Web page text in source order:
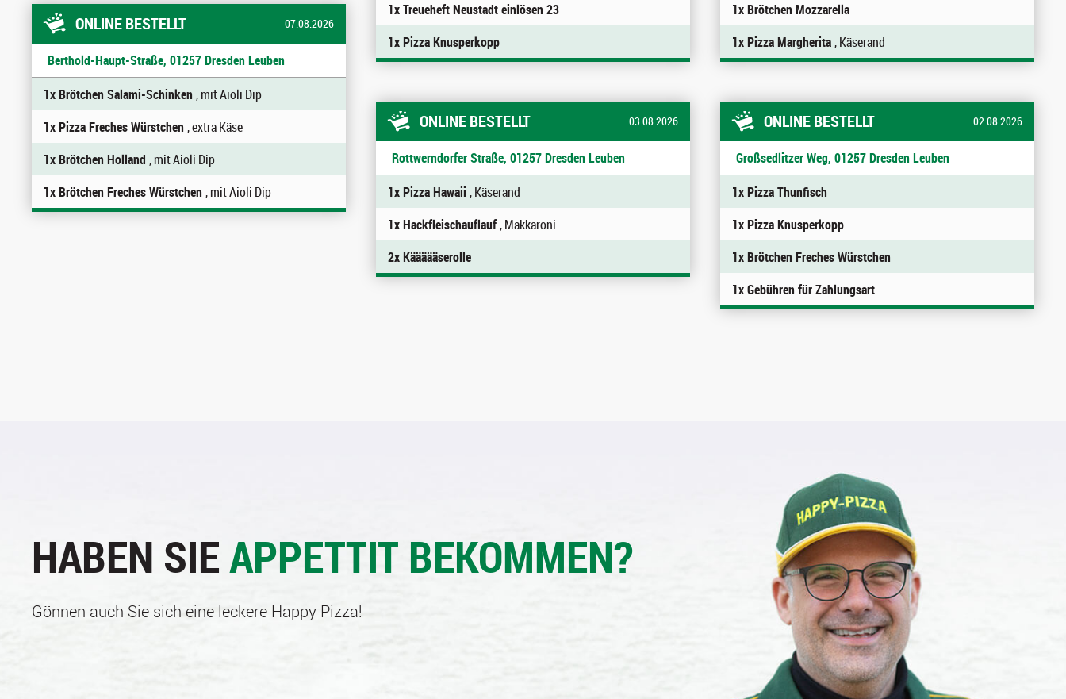
ONLINE BESTELLT 07.08.2026
Berthold-Haupt-Straße, 01257 Dresden Leuben
1x Brötchen Salami-Schinken, mit Aioli Dip
1x Pizza Freches Würstchen, extra Käse
1x Brötchen Holland , mit Aioli Dip
1x Brötchen Freches Würstchen, mit Aioli Dip
1x Treueheft Neustadt einlösen 23
1x Pizza Knusperkopp
ONLINE BESTELLT 03.08.2026
Rottwerndorfer Straße, 01257 Dresden Leuben
1x Pizza Hawaii , Käserand
1x Hackfleischauflauf, Makkaroni
2x Käääääserolle
1x Brötchen Mozzarella
1x Pizza Margherita, Käserand
ONLINE BESTELLT 02.08.2026
Großsedlitzer Weg, 01257 Dresden Leuben
1x Pizza Thunfisch
1x Pizza Knusperkopp
1x Brötchen Freches Würstchen
1x Gebühren für Zahlungsart
HABEN SIEAPPETTIT BEKOMMEN?
Gönnen auch Sie sich eine leckere Happy Pizza!